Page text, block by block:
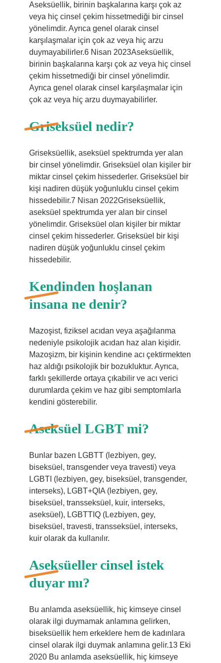
Aseksüellik, birinin başkalarına karşı çok az
veya hiç cinsel çekim hissetmediği bir cinsel
yönelimdir. Ayrıca genel olarak cinsel
karşılaşmalar için çok az veya hiç arzu
duymayabilirler.6 Nisan 2023Aseksüellik,
birinin başkalarına karşı çok az veya hiç cinsel
çekim hissetmediği bir cinsel yönelimdir.
Ayrıca genel olarak cinsel karşılaşmalar için
çok az veya hiç arzu duymayabilirler.
Griseksüel nedir?
Griseksüellik, aseksüel spektrumda yer alan
bir cinsel yönelimdir. Griseksüel olan kişiler bir
miktar cinsel çekim hissederler. Griseksüel bir
kişi nadiren düşük yoğunluklu cinsel çekim
hissedebilir.7 Nisan 2022Griseksüellik,
aseksüel spektrumda yer alan bir cinsel
yönelimdir. Griseksüel olan kişiler bir miktar
cinsel çekim hissederler. Griseksüel bir kişi
nadiren düşük yoğunluklu cinsel çekim
hissedebilir.
Kendinden hoşlanan
insana ne denir?
Mazoşist, fiziksel acıdan veya aşağılanma
nedeniyle psikolojik acıdan haz alan kişidir.
Mazoşizm, bir kişinin kendine acı çektirmekten
haz aldığı psikolojik bir bozukluktur. Ayrıca,
farklı şekillerde ortaya çıkabilir ve acı verici
durumlarda çekim ve haz gibi semptomlarla
kendini gösterebilir.
Aseksüel LGBT mi?
Bunlar bazen LGBTT (lezbiyen, gey,
biseksüel, transgender veya travesti) veya
LGBTI (lezbiyen, gey, biseksüel, transgender,
interseks), LGBT+QIA (lezbiyen, gey,
biseksüel, transseksüel, kuir, interseks,
aseksüel), LGBTTIQ (Lezbiyen, gey,
biseksüel, travesti, transseksüel, interseks,
kuir olarak da kullanılır.
Aseksüeller cinsel istek
duyar mı?
Bu anlamda aseksüellik, hiç kimseye cinsel
olarak ilgi duymamak anlamına gelirken,
biseksüellik hem erkeklere hem de kadınlara
cinsel olarak ilgi duymak anlamına gelir.13 Eki
2020 Bu anlamda aseksüellik, hiç kimseye